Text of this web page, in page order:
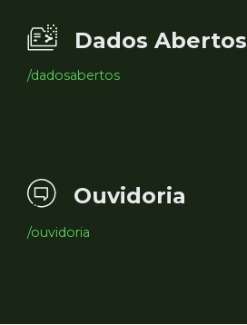
Dados Abertos
/dadosabertos
Ouvidoria
/ouvidoria